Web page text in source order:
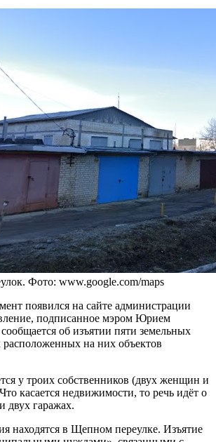
Фото: www.google.com/maps
появился на сайте администрации
подписанное мэром Юрием
об изъятии пяти земельных
расположенных на них объектов
у троих собственников (двух женщин и
касается недвижимости, то речь идёт о
двух гаражах.
находятся в Щепном переулке. Изъятие